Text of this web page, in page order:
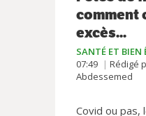
comment
excès...
SANTÉ ET BIEN
07:49
Rédigé
Abdessemed
Covid ou pas,